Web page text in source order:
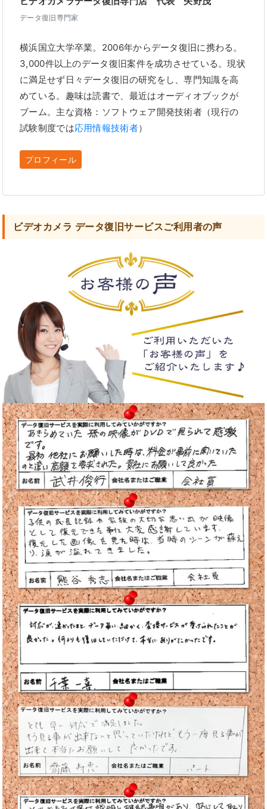
データ復旧専門家
横浜国立大学卒業。2006年からデータ復旧に携わる。
3,000件以上のデータ復旧案件を成功させている。現状
に満足せず日々データ復旧の研究をし、専門知識を高
めている。趣味は読書で、最近はオーディオブックが
ブーム。主な資格：ソフトウェア開発技術者（現行の
試験制度では応用情報技術者）
プロフィール
ビデオカメラ データ復旧サービスご利用者の声